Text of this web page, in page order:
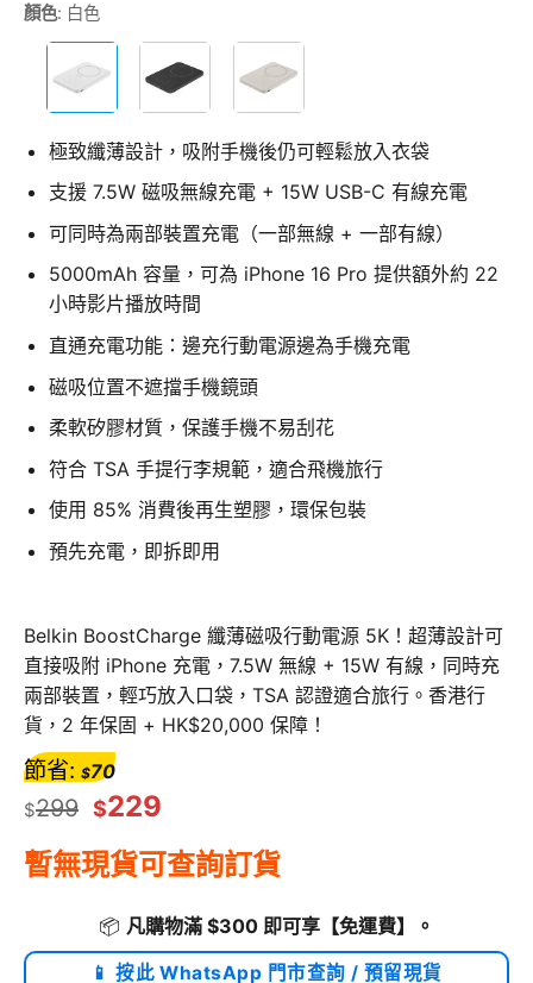
顏色: 白色
極致纖薄設計，吸附手機後仍可輕鬆放入衣袋
支援 7.5W 磁吸無線充電 + 15W USB-C 有線充電
可同時為兩部裝置充電（一部無線 + 一部有線）
5000mAh 容量，可為 iPhone 16 Pro 提供額外約 22
小時影片播放時間
直通充電功能：邊充行動電源邊為手機充電
磁吸位置不遮擋手機鏡頭
柔軟矽膠材質，保護手機不易刮花
符合 TSA 手提行李規範，適合飛機旅行
使用 85% 消費後再生塑膠，環保包裝
預先充電，即拆即用
Belkin BoostCharge 纖薄磁吸行動電源 5K！超薄設計可
直接吸附 iPhone 充電，7.5W 無線 + 15W 有線，同時充
兩部裝置，輕巧放入口袋，TSA 認證適合旅行。香港行
貨，2 年保固 + HK$20,000 保障！
$299 $229
節省: $70
暫無現貨可查詢訂貨
📦 凡購物滿 $300 即可享 【免運費】 。
📱 按此 WhatsApp 門市查詢 / 預留現貨